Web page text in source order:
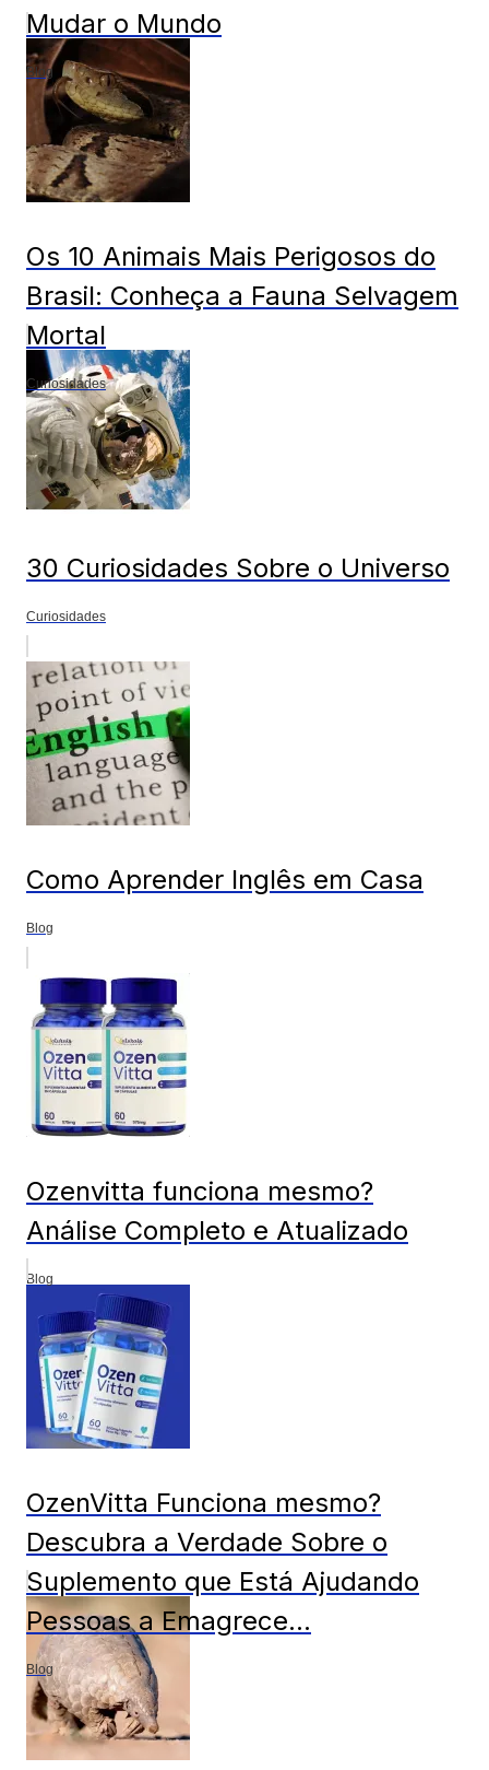
Mudar o Mundo
Blog
Os 10 Animais Mais Perigosos do
Brasil: Conheça a Fauna Selvagem
Mortal
Curiosidades
30 Curiosidades Sobre o Universo
Curiosidades
Como Aprender Inglês em Casa
Blog
Ozenvitta funciona mesmo?
Análise Completo e Atualizado
Blog
OzenVitta Funciona mesmo?
Descubra a Verdade Sobre o
Suplemento que Está Ajudando
Pessoas a Emagrece...
Blog